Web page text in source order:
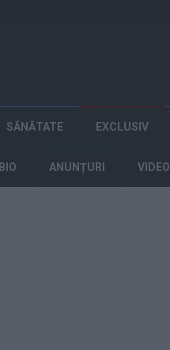
SĂNĂTATE EXCLUSIV
BIO ANUNȚURI VIDEO